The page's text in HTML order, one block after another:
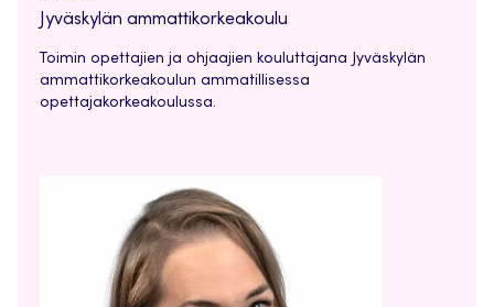
Jyväskylän ammattikorkeakoulu
Toimin opettajien ja ohjaajien kouluttajana Jyväskylän
ammattikorkeakoulun ammatillisessa
opettajakorkeakoulussa.